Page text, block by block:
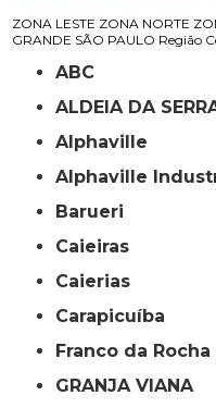
ZONA LESTE ZONA NORTE
GRANDE SÃO PAULO Região
ABC
ALDEIA DA
Alphaville
Alphaville
Barueri
Caieiras
Caierias
Carapicuíba
Franco da Rocha
GRANJA VIANA